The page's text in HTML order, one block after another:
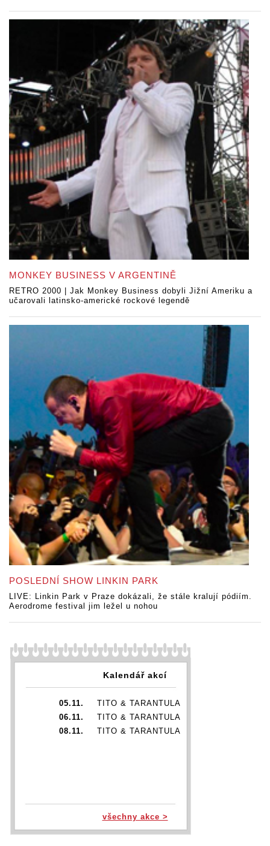
MONKEY BUSINESS V ARGENTINĚ
RETRO 2000 | Jak Monkey Business dobyli Jižní Ameriku a
učarovali latinsko-americké rockové legendě
POSLEDNÍ SHOW LINKIN PARK
LIVE: Linkin Park v Praze dokázali, že stále kralují pódiím.
Aerodrome festival jim ležel u nohou
Kalendář akcí
05.11.
TITO & TARANTULA
06.11.
TITO & TARANTULA
08.11.
TITO & TARANTULA
všechny akce >